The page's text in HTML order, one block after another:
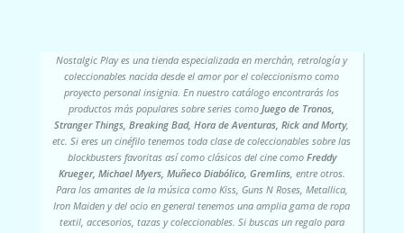
Nostalgic Play es una tienda especializada en merchán, retrología y
coleccionables nacida desde el amor por el coleccionismo como
proyecto personal insignia. En nuestro catálogo encontrarás los
productos más populares sobre series comoJuego de Tronos,
Stranger Things, Breaking Bad, Hora de Aventuras, Rick and Morty,
etc. Si eres un cinéfilo tenemos toda clase de coleccionables sobre las
blockbusters favoritas así como clásicos del cine como Freddy
Krueger, Michael Myers, Muñeco Diabólico, Gremlins, entre otros.
Para los amantes de la música como Kiss, Guns N Roses, Metallica,
Iron Maiden y del ocio en general tenemos una amplia gama de ropa
textil, accesorios, tazas y coleccionables. Si buscas un regalo para